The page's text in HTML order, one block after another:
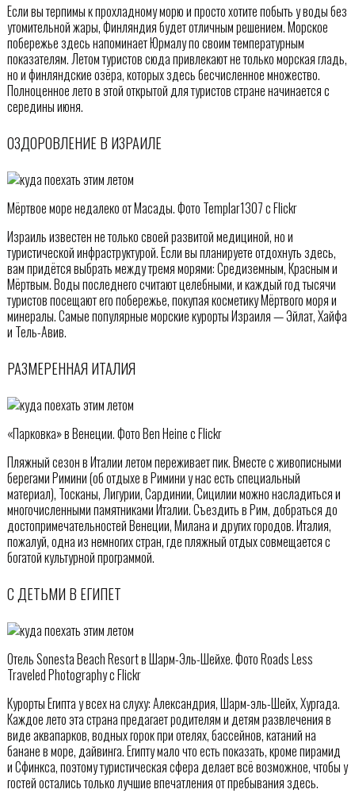
Если вы терпимы к прохладному морю и просто хотите побыть у воды без
утомительной жары, Финляндия будет отличным решением. Морское
побережье здесь напоминает Юрмалу по своим температурным
показателям. Летом туристов сюда привлекают не только морская гладь,
но и финляндские озёра, которых здесь бесчисленное множество.
Полноценное лето в этой открытой для туристов стране начинается с
середины июня.
ОЗДОРОВЛЕНИЕ В ИЗРАИЛЕ
Мёртвое море недалеко от Масады. Фото Templar1307 с Flickr
Израиль известен не только своей развитой медициной, но и
туристической инфраструктурой. Если вы планируете отдохнуть здесь,
вам придётся выбрать между тремя морями: Средиземным, Красным и
Мёртвым. Воды последнего считают целебными, и каждый год тысячи
туристов посещают его побережье, покупая косметику Мёртвого моря и
минералы. Самые популярные морские курорты Израиля — Эйлат, Хайфа
и Тель-Авив.
РАЗМЕРЕННАЯ ИТАЛИЯ
«Парковка» в Венеции. Фото Ben Heine с Flickr
Пляжный сезон в Италии летом переживает пик. Вместе с живописными
берегами Римини (об отдыхе в Римини у нас есть специальный
материал), Тосканы, Лигурии, Сардинии, Сицилии можно насладиться и
многочисленными памятниками Италии. Съездить в Рим, добраться до
достопримечательностей Венеции, Милана и других городов. Италия,
пожалуй, одна из немногих стран, где пляжный отдых совмещается с
богатой культурной программой.
С ДЕТЬМИ В ЕГИПЕТ
Отель Sonesta Beach Resort в Шарм-Эль-Шейхе. Фото Roads Less
Traveled Photography с Flickr
Курорты Египта у всех на слуху: Александрия, Шарм-эль-Шейх, Хургада.
Каждое лето эта страна предагает родителям и детям развлечения в
виде аквапарков, водных горок при отелях, бассейнов, катаний на
банане в море, дайвинга. Египту мало что есть показать, кроме пирамид
и Сфинкса, поэтому туристическая сфера делает всё возможное, чтобы у
гостей остались только лучшие впечатления от пребывания здесь.